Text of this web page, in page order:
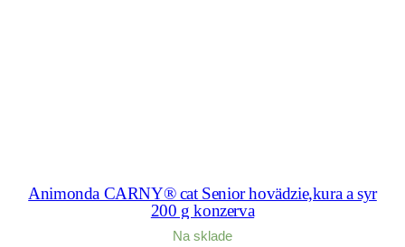
Animonda CARNY® cat Senior hovädzie,kura a syr
200 g konzerva
Na sklade